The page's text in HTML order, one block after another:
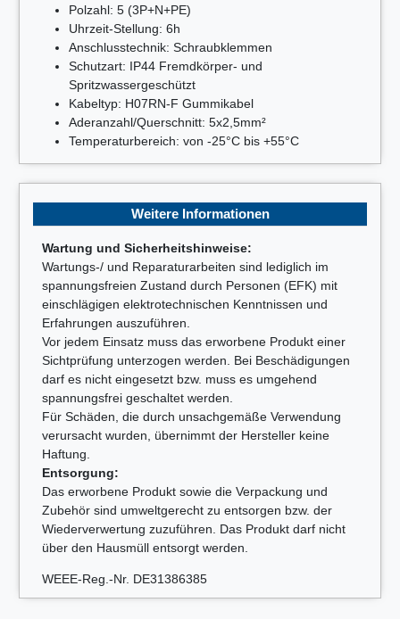
Polzahl: 5 (3P+N+PE)
Uhrzeit-Stellung: 6h
Anschlusstechnik: Schraubklemmen
Schutzart: IP44 Fremdkörper- und
Spritzwassergeschützt
Kabeltyp: H07RN-F Gummikabel
Aderanzahl/Querschnitt: 5x2,5mm²
Temperaturbereich: von -25°C bis +55°C
Weitere Informationen
Wartung und Sicherheitshinweise:
Wartungs-/ und Reparaturarbeiten sind lediglich im
spannungsfreien Zustand durch Personen (EFK) mit
einschlägigen elektrotechnischen Kenntnissen und
Erfahrungen auszuführen.
Vor jedem Einsatz muss das erworbene Produkt einer
Sichtprüfung unterzogen werden. Bei Beschädigungen
darf es nicht eingesetzt bzw. muss es umgehend
spannungsfrei geschaltet werden.
Für Schäden, die durch unsachgemäße Verwendung
verursacht wurden, übernimmt der Hersteller keine
Haftung.
Entsorgung:
Das erworbene Produkt sowie die Verpackung und
Zubehör sind umweltgerecht zu entsorgen bzw. der
Wiederverwertung zuzuführen. Das Produkt darf nicht
über den Hausmüll entsorgt werden.
WEEE-Reg.-Nr. DE31386385